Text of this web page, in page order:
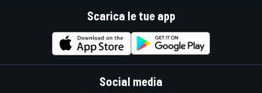
Scarica le tue app
Social media